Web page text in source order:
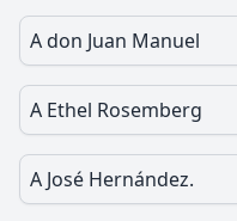
A don Juan Manuel
A Ethel Rosemberg
A José Hernández.